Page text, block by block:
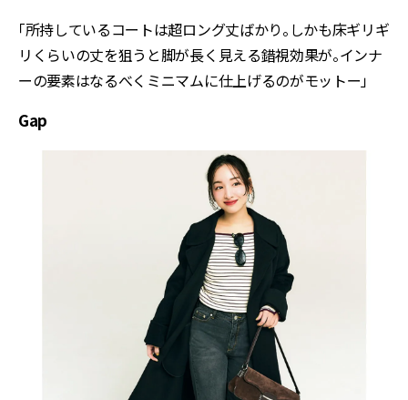
「所持しているコートは超ロング丈ばかり。しかも床ギリギ
リくらいの丈を狙うと脚が長く見える錯視効果が。インナ
ーの要素はなるべくミニマムに仕上げるのがモットー」
Gap